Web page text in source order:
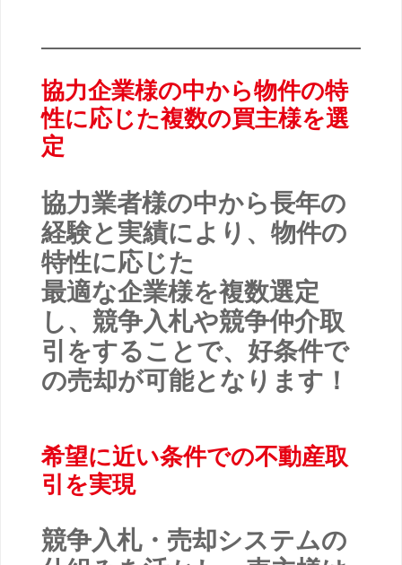
協力企業様の中から物件の特
性に応じた複数の買主様を選
定
協力業者様の中から長年の
経験と実績により、物件の
特性に応じた
最適な企業様を複数選定
し、競争入札や競争仲介取
引をすることで、好条件で
の売却が可能となります！
希望に近い条件での不動産取
引を実現
競争入札・売却システムの